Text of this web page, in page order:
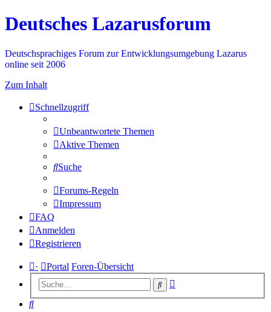
Deutsches Lazarusforum
Deutschsprachiges Forum zur Entwicklungsumgebung Lazarus
online seit 2006
Zum Inhalt
Schnellzugriff
Unbeantwortete Themen
Aktive Themen
Suche
Forums-Regeln
Impressum
FAQ
Anmelden
Registrieren
· Portal Foren-Übersicht
Suche
Suche